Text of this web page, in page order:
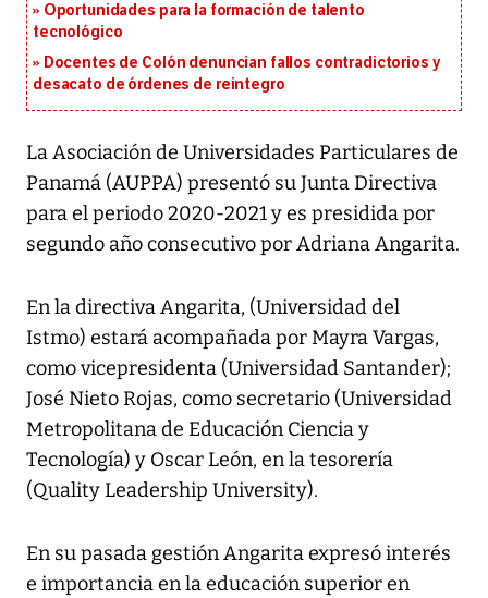
Oportunidades para la formación de talento
tecnológico
Docentes de Colón denuncian fallos contradictorios y
desacato de órdenes de reintegro
La Asociación de Universidades Particulares de
Panamá (AUPPA) presentó su Junta Directiva
para el periodo 2020-2021 y es presidida por
segundo año consecutivo por Adriana Angarita.
En la directiva Angarita, (Universidad del
Istmo) estará acompañada por Mayra Vargas,
como vicepresidenta (Universidad Santander);
José Nieto Rojas, como secretario (Universidad
Metropolitana de Educación Ciencia y
Tecnología) y Oscar León, en la tesorería
(Quality Leadership University).
En su pasada gestión Angarita expresó interés
e importancia en la educación superior en